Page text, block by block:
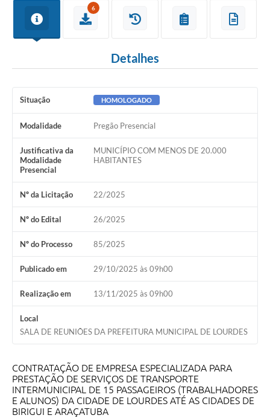
REQUERIMENTO DE RESTITUIÇÃO DA TAXA DE INSCRIÇÃO
ORÇAMENTO PARTICIPATIVO MUNICIPAL 2025
Holerite online
A Prefeitura
Meio Ambiente
PPA
SIAFIC
Transparência
COMUS
Cadastro usuários de transporte para Trabalho
Arquivos para Download
Contas Públicas
Junta Militar
Legislação
6
Detalhes
Situação HOMOLOGADO
Modalidade Pregão Presencial
Justificativa da
Modalidade
Presencial
MUNICÍPIO COM MENOS DE 20.000
HABITANTES
Nº da Licitação 22/2025
Nº do Edital 26/2025
Nº do Processo 85/2025
Publicado em 29/10/2025 às 09h00
Realização em 13/11/2025 às 09h00
Local
SALA DE REUNIÕES DA PREFEITURA MUNICIPAL DE LOURDES
CONTRATAÇÃO DE EMPRESA ESPECIALIZADA PARA
PRESTAÇÃO DE SERVIÇOS DE TRANSPORTE
INTERMUNICIPAL DE 15 PASSAGEIROS (TRABALHADORES
E ALUNOS) DA CIDADE DE LOURDES ATÉ AS CIDADES DE
BIRIGUI E ARAÇATUBA